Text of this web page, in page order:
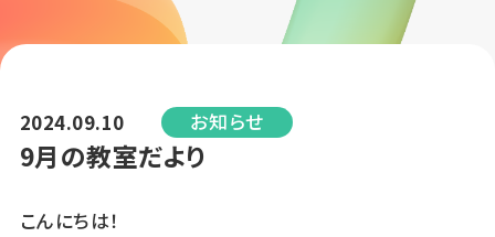
2024.09.10 お知らせ
9月の教室だより
こんにちは！